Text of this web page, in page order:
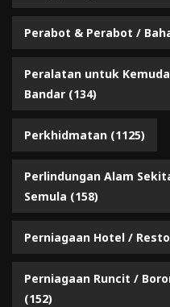
Perabot & Perabot /
Peralatan untuk
Bandar (134)
Perkhidmatan (1125)
Perlindungan Alam
Semula (158)
Perniagaan Hotel /
Perniagaan Runcit /
(152)